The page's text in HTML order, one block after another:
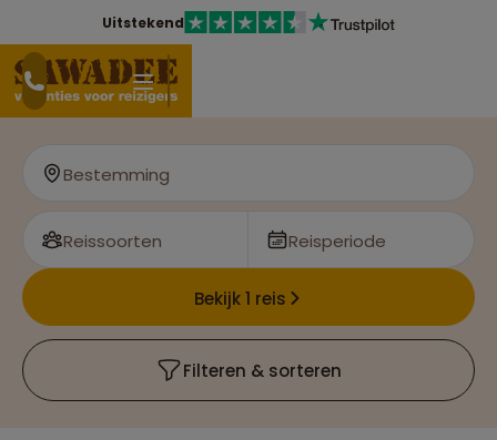
Uitstekend
Bestemming
Reissoorten Reisperiode
Bekijk 1 reis
Filteren & sorteren